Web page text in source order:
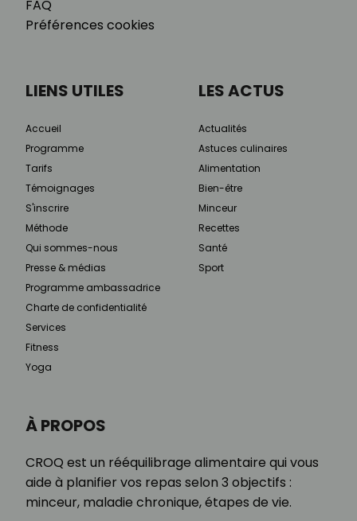
FAQ
Préférences cookies
À PROPOS
CROQ est un rééquilibrage alimentaire qui vous
aide à planifier vos repas selon 3 objectifs :
minceur, maladie chronique, étapes de vie.
LIENS UTILES
Accueil
Programme
Tarifs
Témoignages
S'inscrire
Méthode
Qui sommes-nous
Presse & médias
Programme ambassadrice
Charte de confidentialité
Services
Fitness
Yoga
LES ACTUS
Actualités
Astuces culinaires
Alimentation
Bien-être
Minceur
Recettes
Santé
Sport